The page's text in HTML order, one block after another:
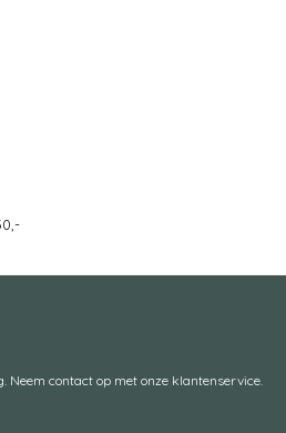
Neem contact op met onze klantenservice.